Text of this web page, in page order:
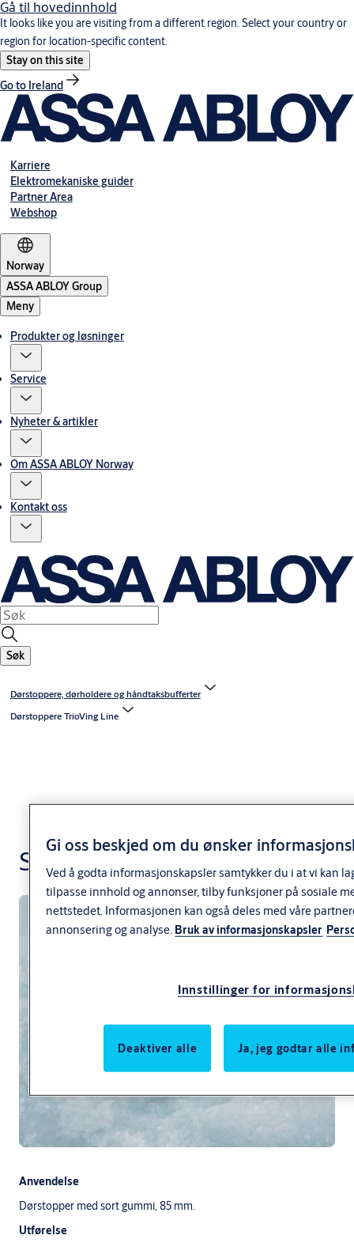
Gå til hovedinnhold
It looks like you are visiting from a different region. Select your country or
region for location-specific content.
Stay on this site
Go to Ireland
Karriere
Elektromekaniske guider
Partner Area
Webshop
Norway
ASSA ABLOY Group
Meny
Produkter og løsninger
Service
Nyheter & artikler
Om ASSA ABLOY Norway
Kontakt oss
Søk
Dørstoppere, dørholdere og håndtaksbufferter
Dørstoppere TrioVing Line
SK9002
Anvendelse
Dørstopper med sort gummi, 85 mm.
Utførelse
Gi oss beskjed om du ønsker
Ved å godta informasjonskapsler samtykker du i at vi kan
tilpasse innhold og annonser, tilby funksjoner på sosiale
nettstedet. Informasjonen kan også deles med våre
annonsering og analyse. Bruk av informasjonskapsler
Innstillinger for
Deaktiver alle Ja, jeg godtar alle